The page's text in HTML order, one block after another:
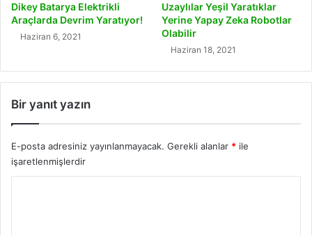
Dikey Batarya Elektrikli
Araçlarda Devrim Yaratıyor!
Haziran 6, 2021
Uzaylılar Yeşil Yaratıklar
Yerine Yapay Zeka Robotlar
Olabilir
Haziran 18, 2021
Bir yanıt yazın
E-posta adresiniz yayınlanmayacak. Gerekli alanlar * ile
işaretlenmişlerdir